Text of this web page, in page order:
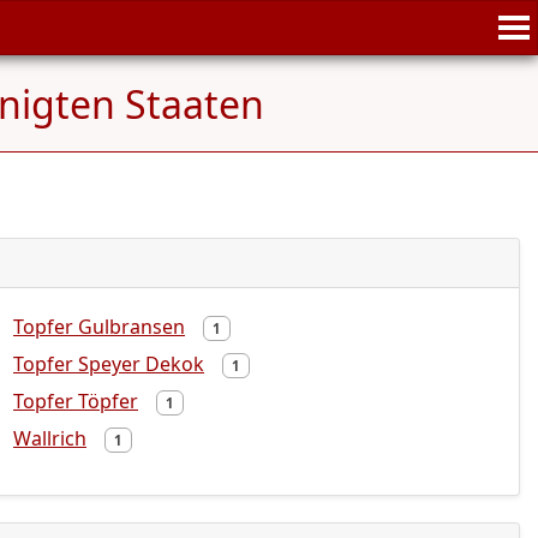
Staaten
Topfer Gulbransen 1
Topfer Speyer Dekok 1
Topfer Töpfer 1
Wallrich 1